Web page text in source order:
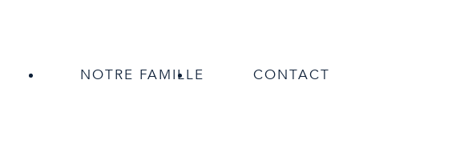
NOTRE FAMILLE CONTACT